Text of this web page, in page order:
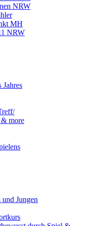
NRW
MH
NRW
Jahres
more
Jungen